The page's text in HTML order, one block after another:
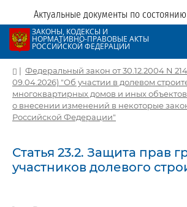
Актуальные документы по
ЗАКОНЫ, КОДЕКСЫ И
НОРМАТИВНО-ПРАВОВЫЕ АКТЫ
РОССИЙСКОЙ ФЕДЕРАЦИИ
| Федеральный закон от 30.12.2004 N
09.04.2026) "Об участии в долевом
многоквартирных домов и иных
о внесении изменений в некоторые
Российской Федерации"
Статья 23.2. Защита прав
участников долевого